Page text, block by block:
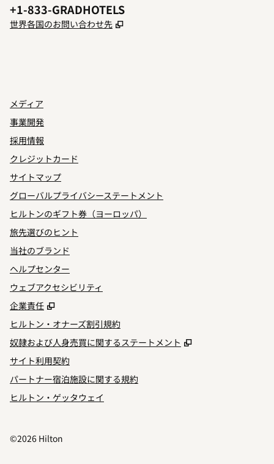
電話番号：
+1-833-GRADHOTELS
世界各国のお問い合わせ先 ,
メディア
事業開発
採用情報
クレジットカード
サイトマップ
グローバルプライバシーステートメント
ヒルトンのギフト券（ヨーロッパ）
旅先選びのヒント
当社のブランド
ヘルプセンター
ウェブアクセシビリティ
企業責任
,
ヒルトン・オナーズ割引規約
奴隷および人身売買に関するステートメント
,
サイト利用契約
パートナー宿泊施設に関する規約
ヒルトン・ゲッタウェイ
©2026 Hilton